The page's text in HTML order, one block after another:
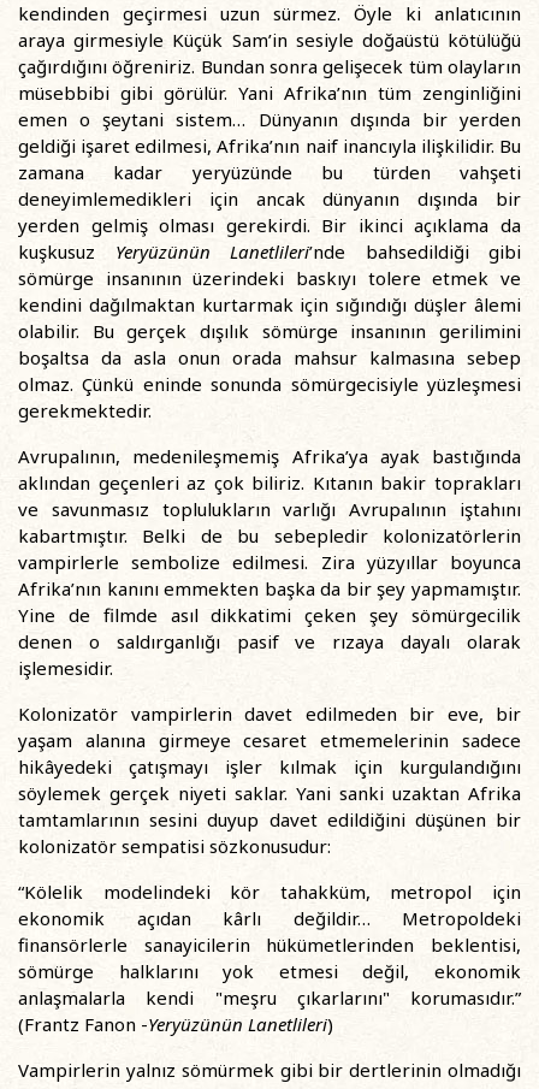
kendinden geçirmesi uzun sürmez. Öyle ki anlatıcının
araya girmesiyle Küçük Sam’in sesiyle doğaüstü kötülüğü
çağırdığını öğreniriz. Bundan sonra gelişecek tüm olayların
müsebbibi gibi görülür. Yani Afrika’nın tüm zenginliğini
emen o şeytani sistem… Dünyanın dışında bir yerden
geldiği işaret edilmesi, Afrika’nın naif inancıyla ilişkilidir. Bu
zamana kadar yeryüzünde bu türden vahşeti
deneyimlemedikleri için ancak dünyanın dışında bir
yerden gelmiş olması gerekirdi. Bir ikinci açıklama da
kuşkusuz Yeryüzünün Lanetlileri’nde bahsedildiği gibi
sömürge insanının üzerindeki baskıyı tolere etmek ve
kendini dağılmaktan kurtarmak için sığındığı düşler âlemi
olabilir. Bu gerçek dışılık sömürge insanının gerilimini
boşaltsa da asla onun orada mahsur kalmasına sebep
olmaz. Çünkü eninde sonunda sömürgecisiyle yüzleşmesi
gerekmektedir.
Avrupalının, medenileşmemiş Afrika’ya ayak bastığında
aklından geçenleri az çok biliriz. Kıtanın bakir toprakları
ve savunmasız toplulukların varlığı Avrupalının iştahını
kabartmıştır. Belki de bu sebepledir kolonizatörlerin
vampirlerle sembolize edilmesi. Zira yüzyıllar boyunca
Afrika’nın kanını emmekten başka da bir şey yapmamıştır.
Yine de filmde asıl dikkatimi çeken şey sömürgecilik
denen o saldırganlığı pasif ve rızaya dayalı olarak
işlemesidir.
Kolonizatör vampirlerin davet edilmeden bir eve, bir
yaşam alanına girmeye cesaret etmemelerinin sadece
hikâyedeki çatışmayı işler kılmak için kurgulandığını
söylemek gerçek niyeti saklar. Yani sanki uzaktan Afrika
tamtamlarının sesini duyup davet edildiğini düşünen bir
kolonizatör sempatisi sözkonusudur:
“Kölelik modelindeki kör tahakküm, metropol için
ekonomik açıdan kârlı değildir… Metropoldeki
finansörlerle sanayicilerin hükümetlerinden beklentisi,
sömürge halklarını yok etmesi değil, ekonomik
anlaşmalarla kendi "meşru çıkarlarını" korumasıdır.”
(Frantz Fanon -Yeryüzünün Lanetlileri)
Vampirlerin yalnız sömürmek gibi bir dertlerinin olmadığı